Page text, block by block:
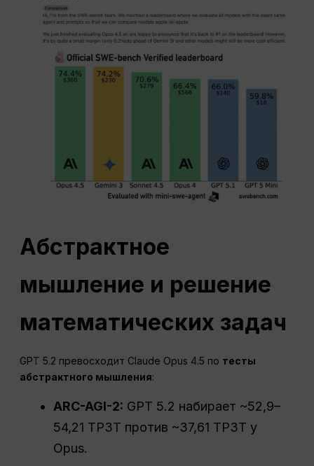
Абстрактное
мышление и решение
математических задач
GPT 5.2 превосходит Claude Opus 4.5 по тесты
абстрактного мышления:
ARC-AGI-2: GPT 5.2 набирает ~52,9–
54,21 TP3T против ~37,61 TP3T у
Opus.